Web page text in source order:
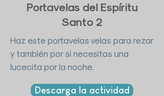
Portavelas del Espíritu
Santo 2
Haz este portavelas velas para rezar
y también por si necesitas una
lucecita por la noche.
Descarga la actividad